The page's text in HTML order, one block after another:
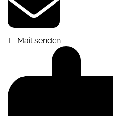
E-Mail senden